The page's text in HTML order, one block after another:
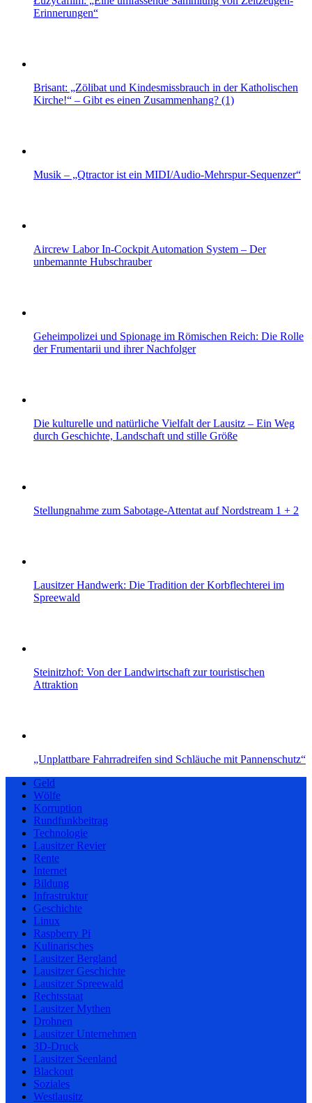
Erinnerungen“
Brisant: „Zölibat und Kindesmissbrauch in der Katholischen
Kirche!“ – Gibt es einen Zusammenhang? (1)
Musik – „Qtractor ist ein MIDI/Audio-Mehrspur-Sequenzer“
Aircrew Labor In-Cockpit Automation System – Der
unbemannte Hubschrauber
Geheimpolizei und Spionage im Römischen Reich: Die Rolle
der Frumentarii und ihrer Nachfolger
Die kulturelle und natürliche Vielfalt der Lausitz – Ein Weg
durch Geschichte, Landschaft und stille Größe
Stellungnahme zum Sabotage-Attentat auf Nordstream 1 + 2
Lausitzer Handwerk: Die Tradition der Korbflechterei im
Spreewald
Steinitzhof: Von der Landwirtschaft zur touristischen
Attraktion
„Unplattbare Fahrradreifen sind Schläuche mit Pannenschutz“
Geld
Wölfe
Korruption
Rundfunkbeitrag
Technologie
Lausitzer Revier
Rente
Internet
Bildung
Infrastruktur
Geschichte
Linux
Raspberry Pi
Kulinarisches
Lausitzer Bergland
Lausitzer Geschichte
Lausitzer Spreewald
Rechtsstaat
Lausitzer Mythen
Drohnen
Lausitzer Unternehmen
3D-Druck
Lausitzer Seenland
Blackout
Soziales
Westlausitz